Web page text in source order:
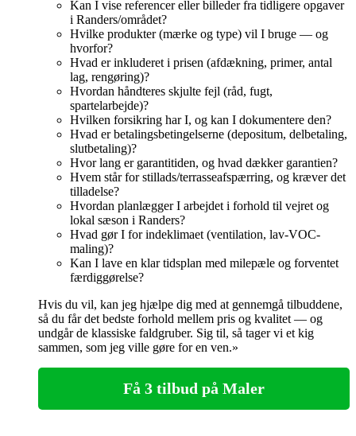
Kan I vise referencer eller billeder fra tidligere opgaver
i Randers/området?
Hvilke produkter (mærke og type) vil I bruge — og
hvorfor?
Hvad er inkluderet i prisen (afdækning, primer, antal
lag, rengøring)?
Hvordan håndteres skjulte fejl (råd, fugt,
spartelarbejde)?
Hvilken forsikring har I, og kan I dokumentere den?
Hvad er betalingsbetingelserne (depositum, delbetaling,
slutbetaling)?
Hvor lang er garantitiden, og hvad dækker garantien?
Hvem står for stillads/terrasseafspærring, og kræver det
tilladelse?
Hvordan planlægger I arbejdet i forhold til vejret og
lokal sæson i Randers?
Hvad gør I for indeklimaet (ventilation, lav-VOC-
maling)?
Kan I lave en klar tidsplan med milepæle og forventet
færdiggørelse?
Hvis du vil, kan jeg hjælpe dig med at gennemgå tilbuddene,
så du får det bedste forhold mellem pris og kvalitet — og
undgår de klassiske faldgruber. Sig til, så tager vi et kig
sammen, som jeg ville gøre for en ven.»
Få 3 tilbud på Maler